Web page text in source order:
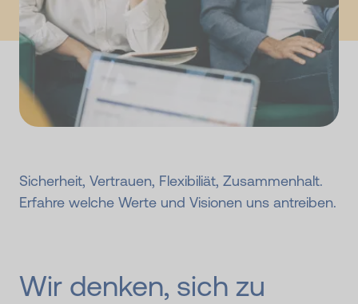
Sicherheit, Vertrauen, Flexibiliät, Zusammenhalt.
Erfahre welche Werte und Visionen uns antreiben.
Wir denken, sich zu